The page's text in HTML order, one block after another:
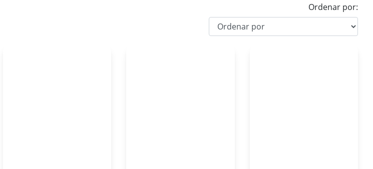
Ordenar por: